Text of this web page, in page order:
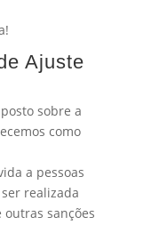
Ajuste
sobre a
como
a pessoas
realizada
sanções